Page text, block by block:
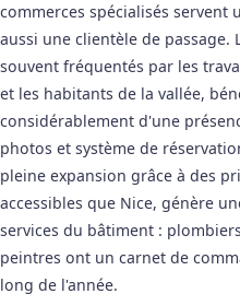
commerces spécialisés servent
aussi une clientèle de passage.
souvent fréquentés par les
et les habitants de la vallée,
considérablement d'une
photos et système de
pleine expansion grâce à des
accessibles que Nice, génère
services du bâtiment :
peintres ont un carnet de
long de l'année.